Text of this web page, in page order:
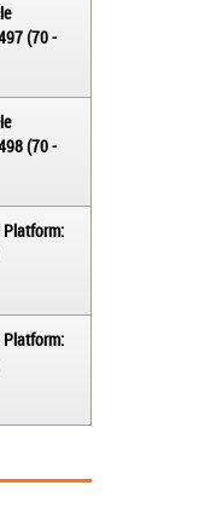
(70 -
(70 -
Platform:
Platform: